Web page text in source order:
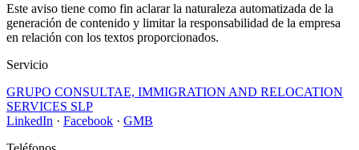
Este aviso tiene como fin aclarar la naturaleza automatizada de la
generación de contenido y limitar la responsabilidad de la empresa
en relación con los textos proporcionados.
Servicio
GRUPO CONSULTAE, IMMIGRATION AND RELOCATION
SERVICES SLP
LinkedIn · Facebook · GMB